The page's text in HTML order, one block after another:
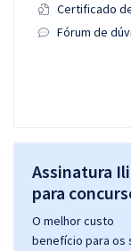
Certificado
Fórum de
Assinatura
para
O melhor custo
benefício para os